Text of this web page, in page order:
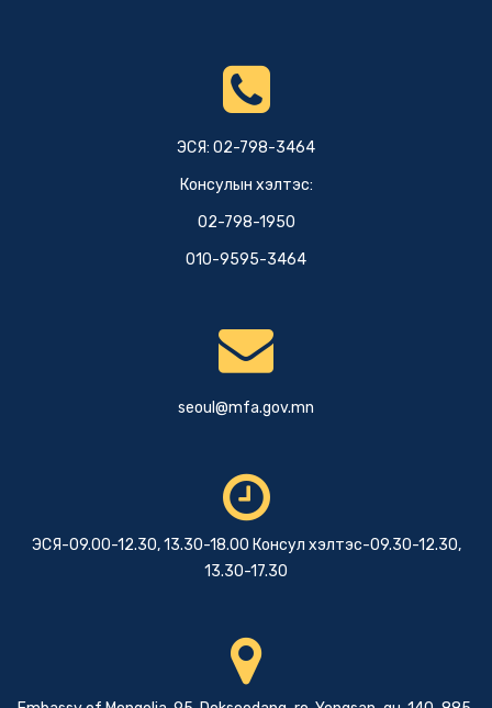
ЭСЯ: 02-798-3464
Консулын хэлтэс:
02-798-1950
010-9595-3464
seoul@mfa.gov.mn
ЭСЯ-09.00-12.30, 13.30-18.00 Консул хэлтэс-09.30-12.30,
13.30-17.30